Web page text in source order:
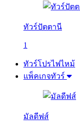
ทัวร์ปัตตานี
1
ทัวร์โปรไฟไหม้
แพ็คเกจทัวร์
มัลดีฟส์